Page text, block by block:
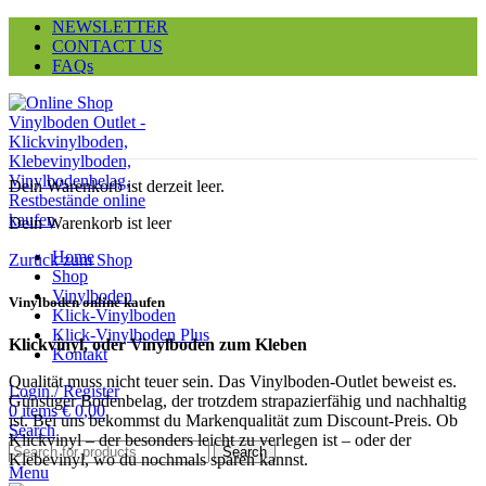
NEWSLETTER
CONTACT US
FAQs
Home
Shop
Vinylboden
Klick-Vinylboden
Klick-Vinylboden Plus
Kontakt
Login / Register
0items €0,00
Search
Search
Menu
Dein Warenkorb ist derzeit leer.
Dein Warenkorb ist leer
Zurück zum Shop
Vinylboden online kaufen
Klickvinyl, oder Vinylboden zum Kleben
Qualität muss nicht teuer sein. Das Vinylboden-Outlet beweist es.
Günstiger Bodenbelag, der trotzdem strapazierfähig und nachhaltig
ist. Bei uns bekommst du Markenqualität zum Discount-Preis. Ob
Klickvinyl – der besonders leicht zu verlegen ist – oder der
Klebevinyl, wo du nochmals sparen kannst.